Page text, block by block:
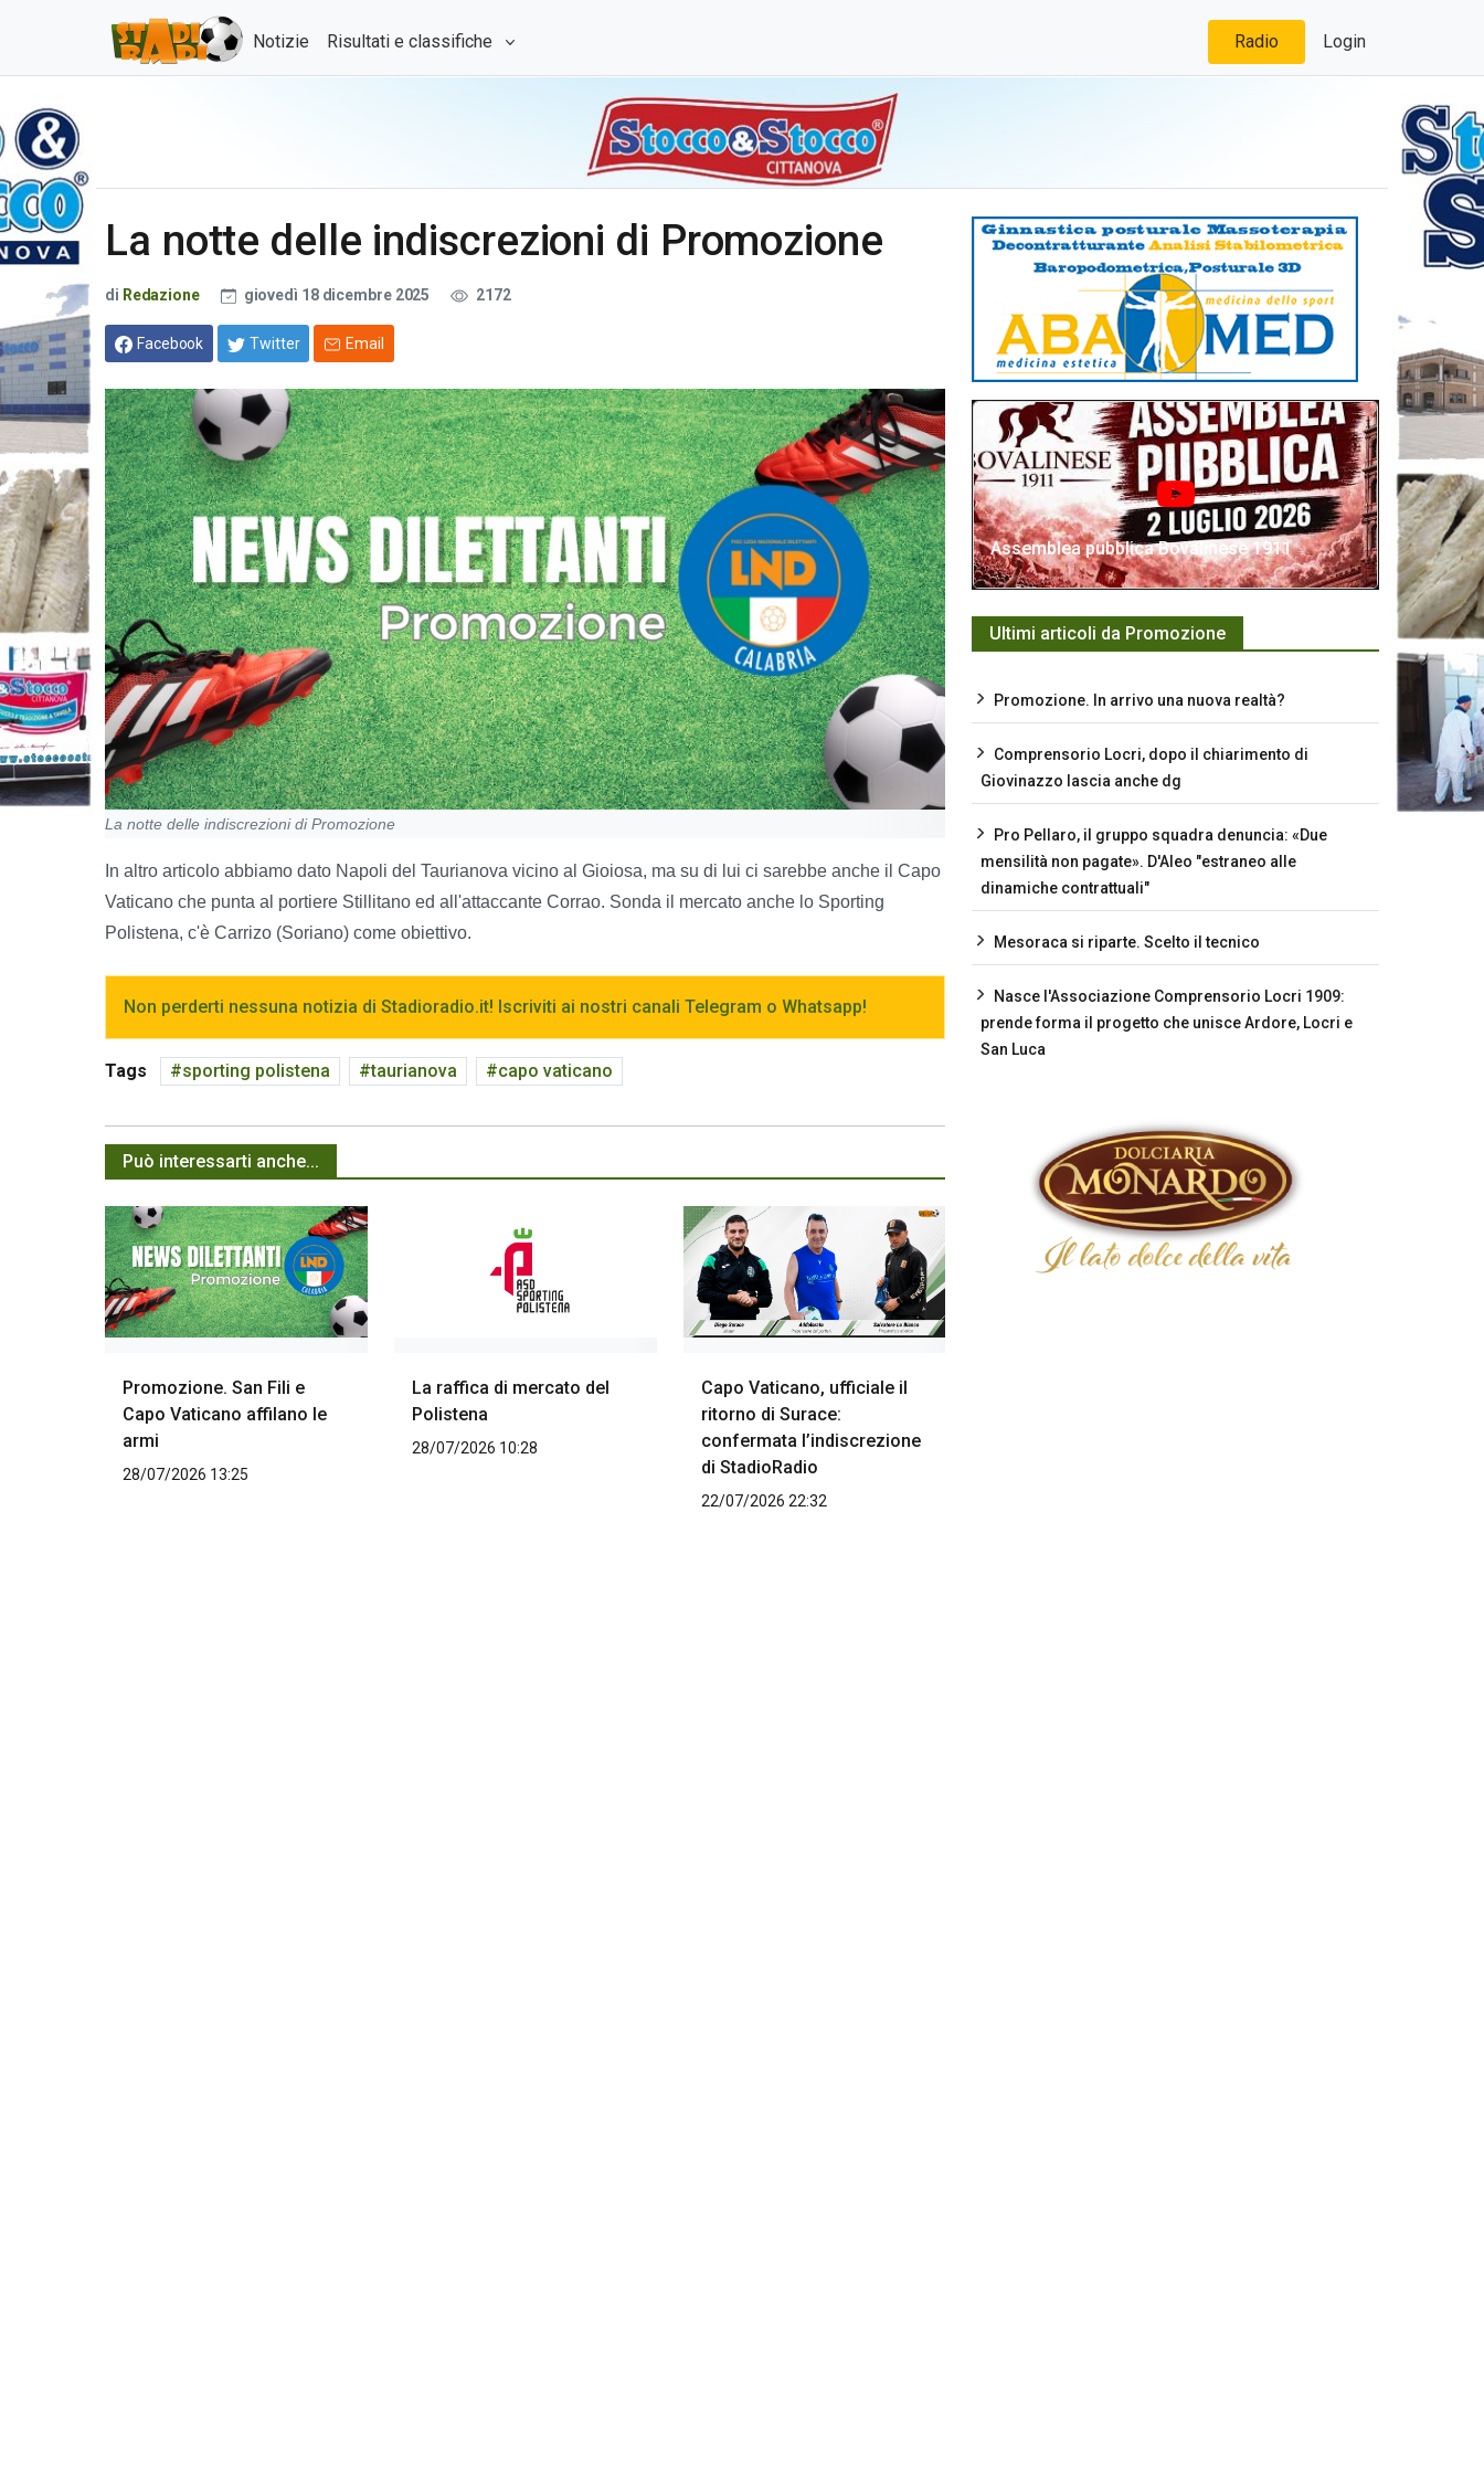
Notizie Risultati e classifiche Radio Login
La notte delle indiscrezioni di Promozione
di Redazione giovedì 18 dicembre 2025 2172
Facebook Twitter Email
La notte delle indiscrezioni di Promozione
In altro articolo abbiamo dato Napoli del Taurianova vicino al Gioiosa, ma su di lui ci sarebbe anche il Capo
Vaticano che punta al portiere Stillitano ed all'attaccante Corrao. Sonda il mercato anche lo Sporting
Polistena, c'è Carrizo (Soriano) come obiettivo.
Non perderti nessuna notizia di Stadioradio.it! Iscriviti ai nostri canali Telegram o Whatsapp!
Tags sporting polistena taurianova capo vaticano
Può interessarti anche...
Promozione. San Fili e
Capo Vaticano affilano le
armi
28/07/2026 13:25
La raffica di mercato del
Polistena
28/07/2026 10:28
Capo Vaticano, ufficiale il
ritorno di Surace:
confermata l’indiscrezione
di StadioRadio
22/07/2026 22:32
Assemblea pubblica Bovalinese 1911
Ultimi articoli da Promozione
Promozione. In arrivo una nuova realtà?
Comprensorio Locri, dopo il chiarimento di
Giovinazzo lascia anche dg
Pro Pellaro, il gruppo squadra denuncia: «Due
mensilità non pagate». D'Aleo "estraneo alle
dinamiche contrattuali"
Mesoraca si riparte. Scelto il tecnico
Nasce l'Associazione Comprensorio Locri 1909:
prende forma il progetto che unisce Ardore, Locri e
San Luca